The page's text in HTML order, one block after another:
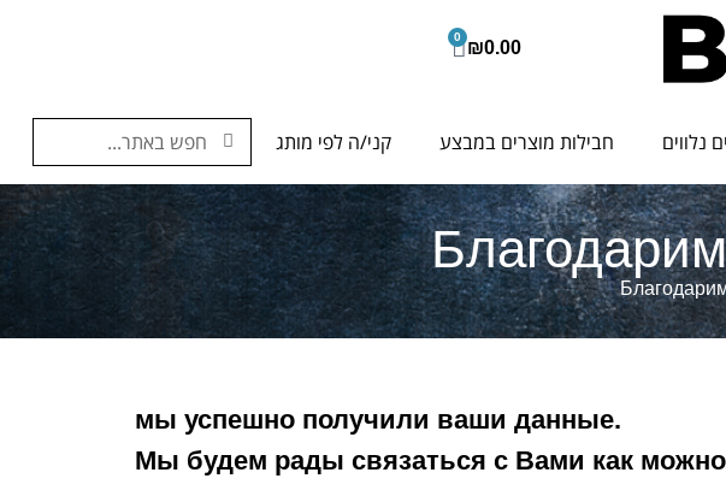
₪0.00
0
נלווים חבילות מוצרים במבצע קני/ה לפי מותג
мы успешно получили ваши данные.
Мы будем рады связаться с Вами как можно